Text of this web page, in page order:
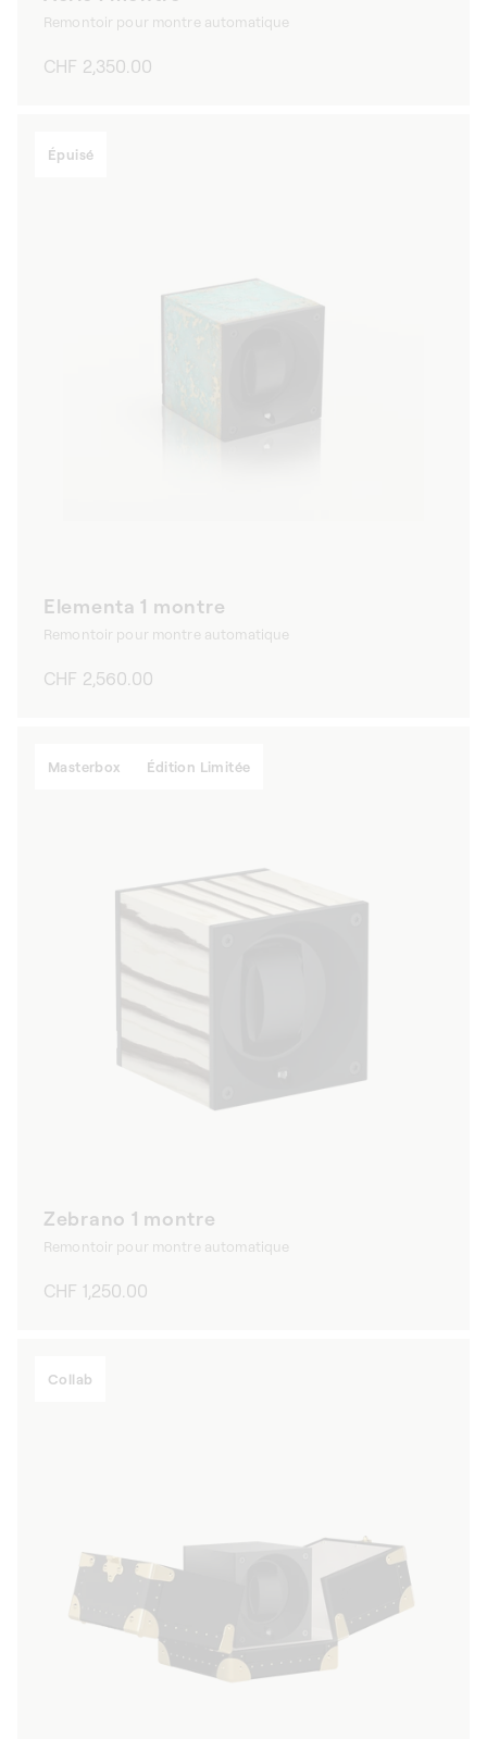
Remontoir pour montre automatique
Prix
CHF 2,350.00
Épuisé
Elementa 1 montre
Remontoir pour montre automatique
Prix
CHF 2,560.00
Masterbox Édition Limitée
Zebrano 1 montre
Remontoir pour montre automatique
Prix
CHF 1,250.00
Collab